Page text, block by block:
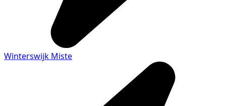
Winterswijk Miste